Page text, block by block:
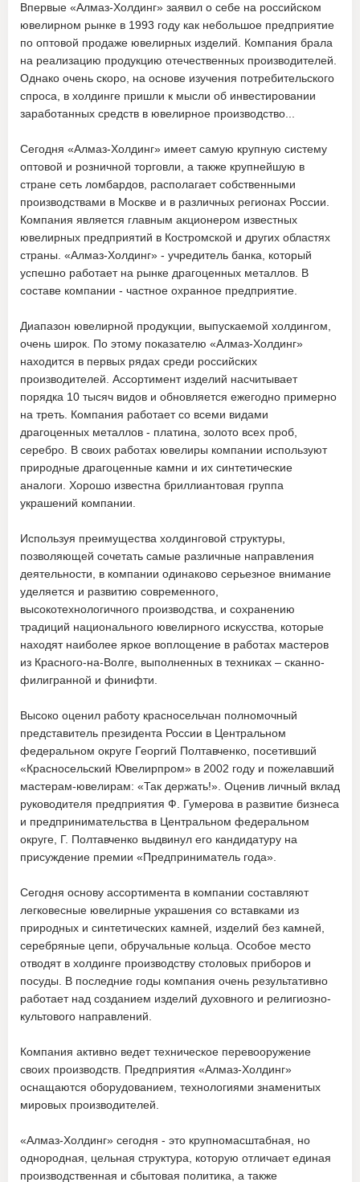
Впервые «Алмаз-Холдинг» заявил о себе на российском
ювелирном рынке в 1993 году как небольшое предприятие
по оптовой продаже ювелирных изделий. Компания брала
на реализацию продукцию отечественных производителей.
Однако очень скоро, на основе изучения потребительского
спроса, в холдинге пришли к мысли об инвестировании
заработанных средств в ювелирное производство...
Сегодня «Алмаз-Холдинг» имеет самую крупную систему
оптовой и розничной торговли, а также крупнейшую в
стране сеть ломбардов, располагает собственными
производствами в Москве и в различных регионах России.
Компания является главным акционером известных
ювелирных предприятий в Костромской и других областях
страны. «Алмаз-Холдинг» - учредитель банка, который
успешно работает на рынке драгоценных металлов. В
составе компании - частное охранное предприятие.
Диапазон ювелирной продукции, выпускаемой холдингом,
очень широк. По этому показателю «Алмаз-Холдинг»
находится в первых рядах среди российских
производителей. Ассортимент изделий насчитывает
порядка 10 тысяч видов и обновляется ежегодно примерно
на треть. Компания работает со всеми видами
драгоценных металлов - платина, золото всех проб,
серебро. В своих работах ювелиры компании используют
природные драгоценные камни и их синтетические
аналоги. Хорошо известна бриллиантовая группа
украшений компании.
Используя преимущества холдинговой структуры,
позволяющей сочетать самые различные направления
деятельности, в компании одинаково серьезное внимание
уделяется и развитию современного,
высокотехнологичного производства, и сохранению
традиций национального ювелирного искусства, которые
находят наиболее яркое воплощение в работах мастеров
из Красного-на-Волге, выполненных в техниках – сканно-
филигранной и финифти.
Высоко оценил работу красносельчан полномочный
представитель президента России в Центральном
федеральном округе Георгий Полтавченко, посетивший
«Красносельский Ювелирпром» в 2002 году и пожелавший
мастерам-ювелирам: «Так держать!». Оценив личный вклад
руководителя предприятия Ф. Гумерова в развитие бизнеса
и предпринимательства в Центральном федеральном
округе, Г. Полтавченко выдвинул его кандидатуру на
присуждение премии «Предприниматель года».
Сегодня основу ассортимента в компании составляют
легковесные ювелирные украшения со вставками из
природных и синтетических камней, изделий без камней,
серебряные цепи, обручальные кольца. Особое место
отводят в холдинге производству столовых приборов и
посуды. В последние годы компания очень результативно
работает над созданием изделий духовного и религиозно-
культового направлений.
Компания активно ведет техническое перевооружение
своих производств. Предприятия «Алмаз-Холдинг»
оснащаются оборудованием, технологиями знаменитых
мировых производителей.
«Алмаз-Холдинг» сегодня - это крупномасштабная, но
однородная, цельная структура, которую отличает единая
производственная и сбытовая политика, а также